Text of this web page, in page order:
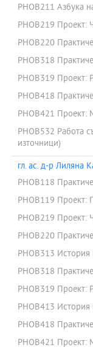
PHOB211 Азбука
PHOB219 Проект:
PHOB220
PHOB318
PHOB319 Проект:
PHOB418
PHOB421 Проект:
PHOB532 Работа
източници)
гл. ас. д-р Лиляна
PHOB118
PHOB119 Проект:
PHOB219 Проект:
PHOB220
PHOB313 История
PHOB318
PHOB319 Проект:
PHOB413 История
PHOB418
PHOB421 Проект: